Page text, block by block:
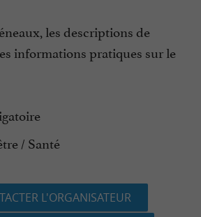
les descriptions de
informations pratiques sur le
/ Santé
L'ORGANISATEUR